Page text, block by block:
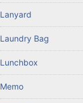
Lanyard
Laundry Bag
Lunchbox
Memo